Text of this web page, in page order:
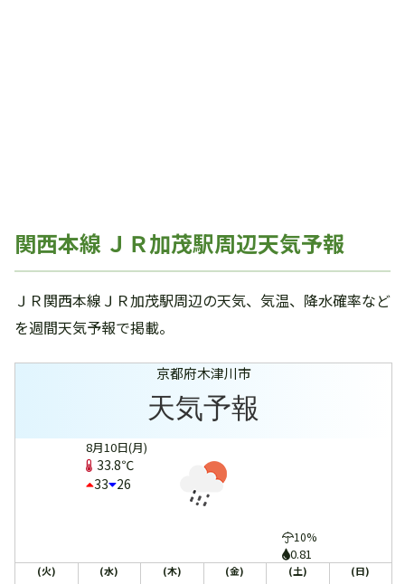
関西本線 ＪＲ加茂駅周辺天気予報
ＪＲ関西本線ＪＲ加茂駅周辺の天気、気温、降水確率など
を週間天気予報で掲載。
京都府木津川市
天気予報
8月10日(月)
33.8℃
33 26
10%
0.81
(火) (水) (木) (金) (土) (日)